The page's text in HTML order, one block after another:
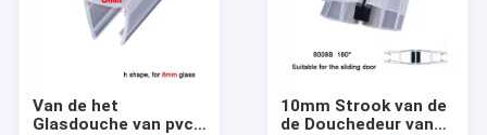
Van de het
Glasdouche van pvc
10mm Strook van de
de Douchedeur van